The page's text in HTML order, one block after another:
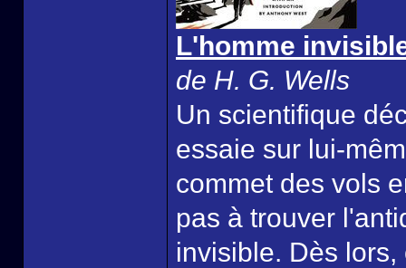
L'homme
de H. G. Wells
Un scientifique
essaie sur lui-
commet des vols
pas à trouver
invisible. Dès